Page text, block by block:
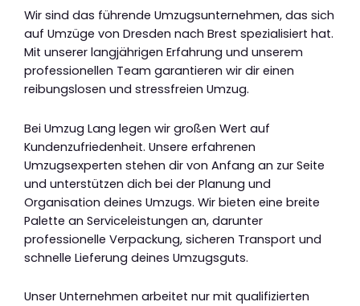
Wir sind das führende Umzugsunternehmen, das sich
auf Umzüge von Dresden nach Brest spezialisiert hat.
Mit unserer langjährigen Erfahrung und unserem
professionellen Team garantieren wir dir einen
reibungslosen und stressfreien Umzug.
Bei Umzug Lang legen wir großen Wert auf
Kundenzufriedenheit. Unsere erfahrenen
Umzugsexperten stehen dir von Anfang an zur Seite
und unterstützen dich bei der Planung und
Organisation deines Umzugs. Wir bieten eine breite
Palette an Serviceleistungen an, darunter
professionelle Verpackung, sicheren Transport und
schnelle Lieferung deines Umzugsguts.
Unser Unternehmen arbeitet nur mit qualifizierten